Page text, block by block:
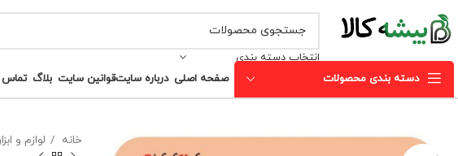
انتخاب دسته بندی
دسته بندی محصولات صفحه اصلی درباره سایتقوانین سایت بلاگ تماس
خانه لوازم و